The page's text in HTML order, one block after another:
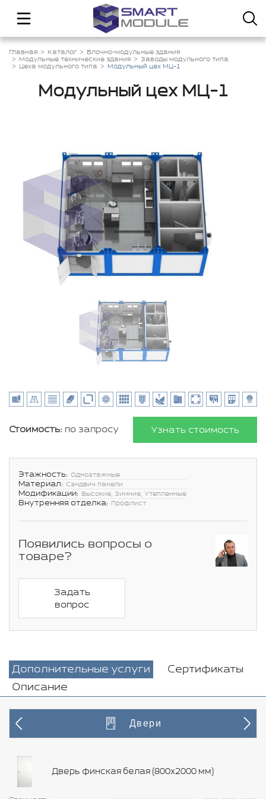
Главная Каталог
Блочно-модульные здания
Модульные технические здания
Заводы модульного типа
Цеха модульного типа
Модульный цех МЦ-1
Модульный цех МЦ-1
Стоимость: по запросу Узнать стоимость
Этажность: Одноэтажные
Материал: Сэндвич панели
Модификации: Высокие, Зимние, Утепленные
Внутренняя отделка: Профлист
Появились вопросы о
товаре?
Задать
вопрос
Дополнительные услуги
Сертификаты
Описание
Двери
Дверь финская белая (800х2000 мм)